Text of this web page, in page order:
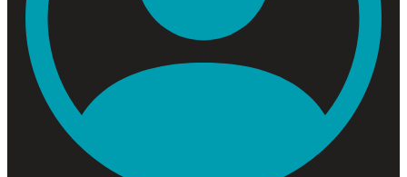
Compilation